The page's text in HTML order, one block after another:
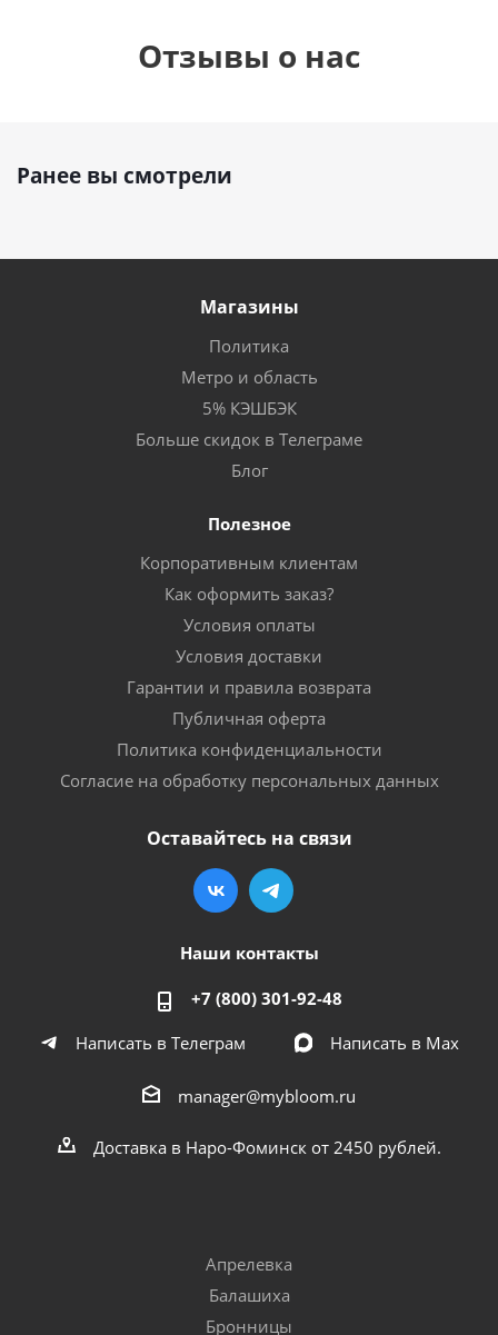
Отзывы о нас
Ранее вы смотрели
Магазины
Политика
Метро и область
5% КЭШБЭК
Больше скидок в Телеграме
Блог
Полезное
Корпоративным клиентам
Как оформить заказ?
Условия оплаты
Условия доставки
Гарантии и правила возврата
Публичная оферта
Политика конфиденциальности
Согласие на обработку персональных данных
Оставайтесь на связи
Наши контакты
+7 (800) 301-92-48
Написать в Телеграм
Написать в Мах
manager@mybloom.ru
Доставка в Наро-Фоминск от 2450 рублей.
Апрелевка
Балашиха
Бронницы